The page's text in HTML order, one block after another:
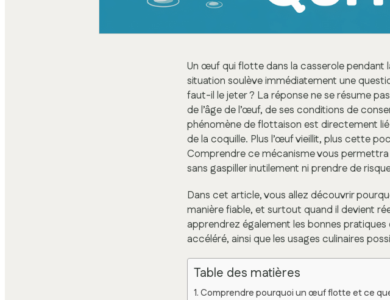
Un œuf qui flotte dans la casserole pendant
situation soulève immédiatement une
faut-il le jeter ? La réponse ne se résume
de l’âge de l’œuf, de ses conditions de
phénomène de flottaison est directement lié
de la coquille. Plus l’œuf vieillit, plus cette
Comprendre ce mécanisme vous
sans gaspiller inutilement ni prendre de
Dans cet article, vous allez découvrir
manière fiable, et surtout quand il devient
apprendrez également les bonnes
accéléré, ainsi que les usages culinaires
Table des matières
Comprendre pourquoi un œuf flotte et ce